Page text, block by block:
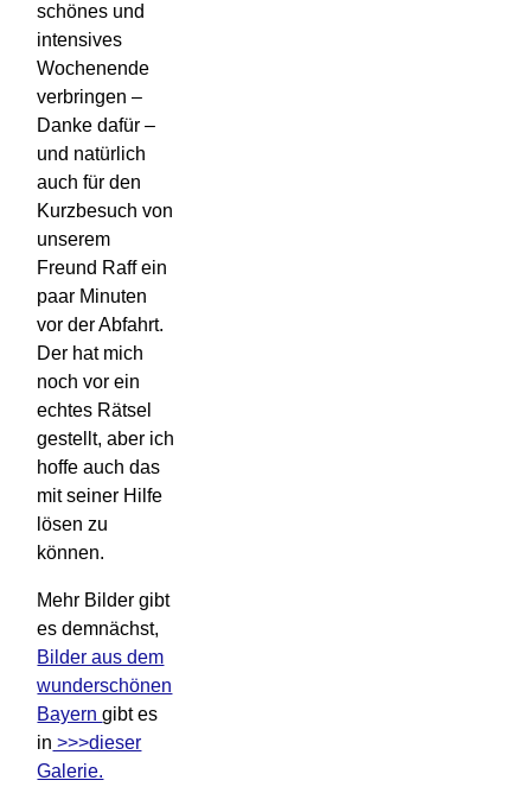
schönes und
intensives
Wochenende
verbringen –
Danke dafür –
und natürlich
auch für den
Kurzbesuch von
unserem
Freund Raff ein
paar Minuten
vor der Abfahrt.
Der hat mich
noch vor ein
echtes Rätsel
gestellt, aber ich
hoffe auch das
mit seiner Hilfe
lösen zu
können.
Mehr Bilder gibt
es demnächst,
Bilder aus dem
wunderschönen
Bayerngibt es
in >>>dieser
Galerie.